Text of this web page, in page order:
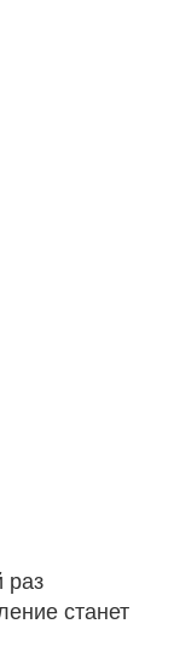
раз
станет